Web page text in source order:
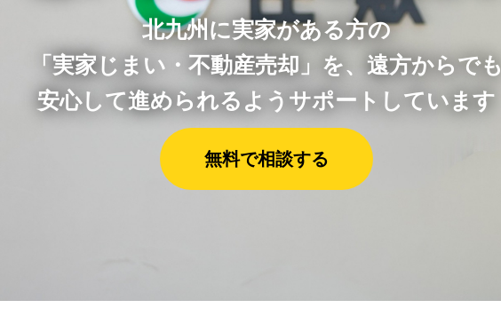
北九州に実家がある方の
「実家じまい・不動産売却」を、遠方からでも
安心して進められるようサポートしています
無料で相談する